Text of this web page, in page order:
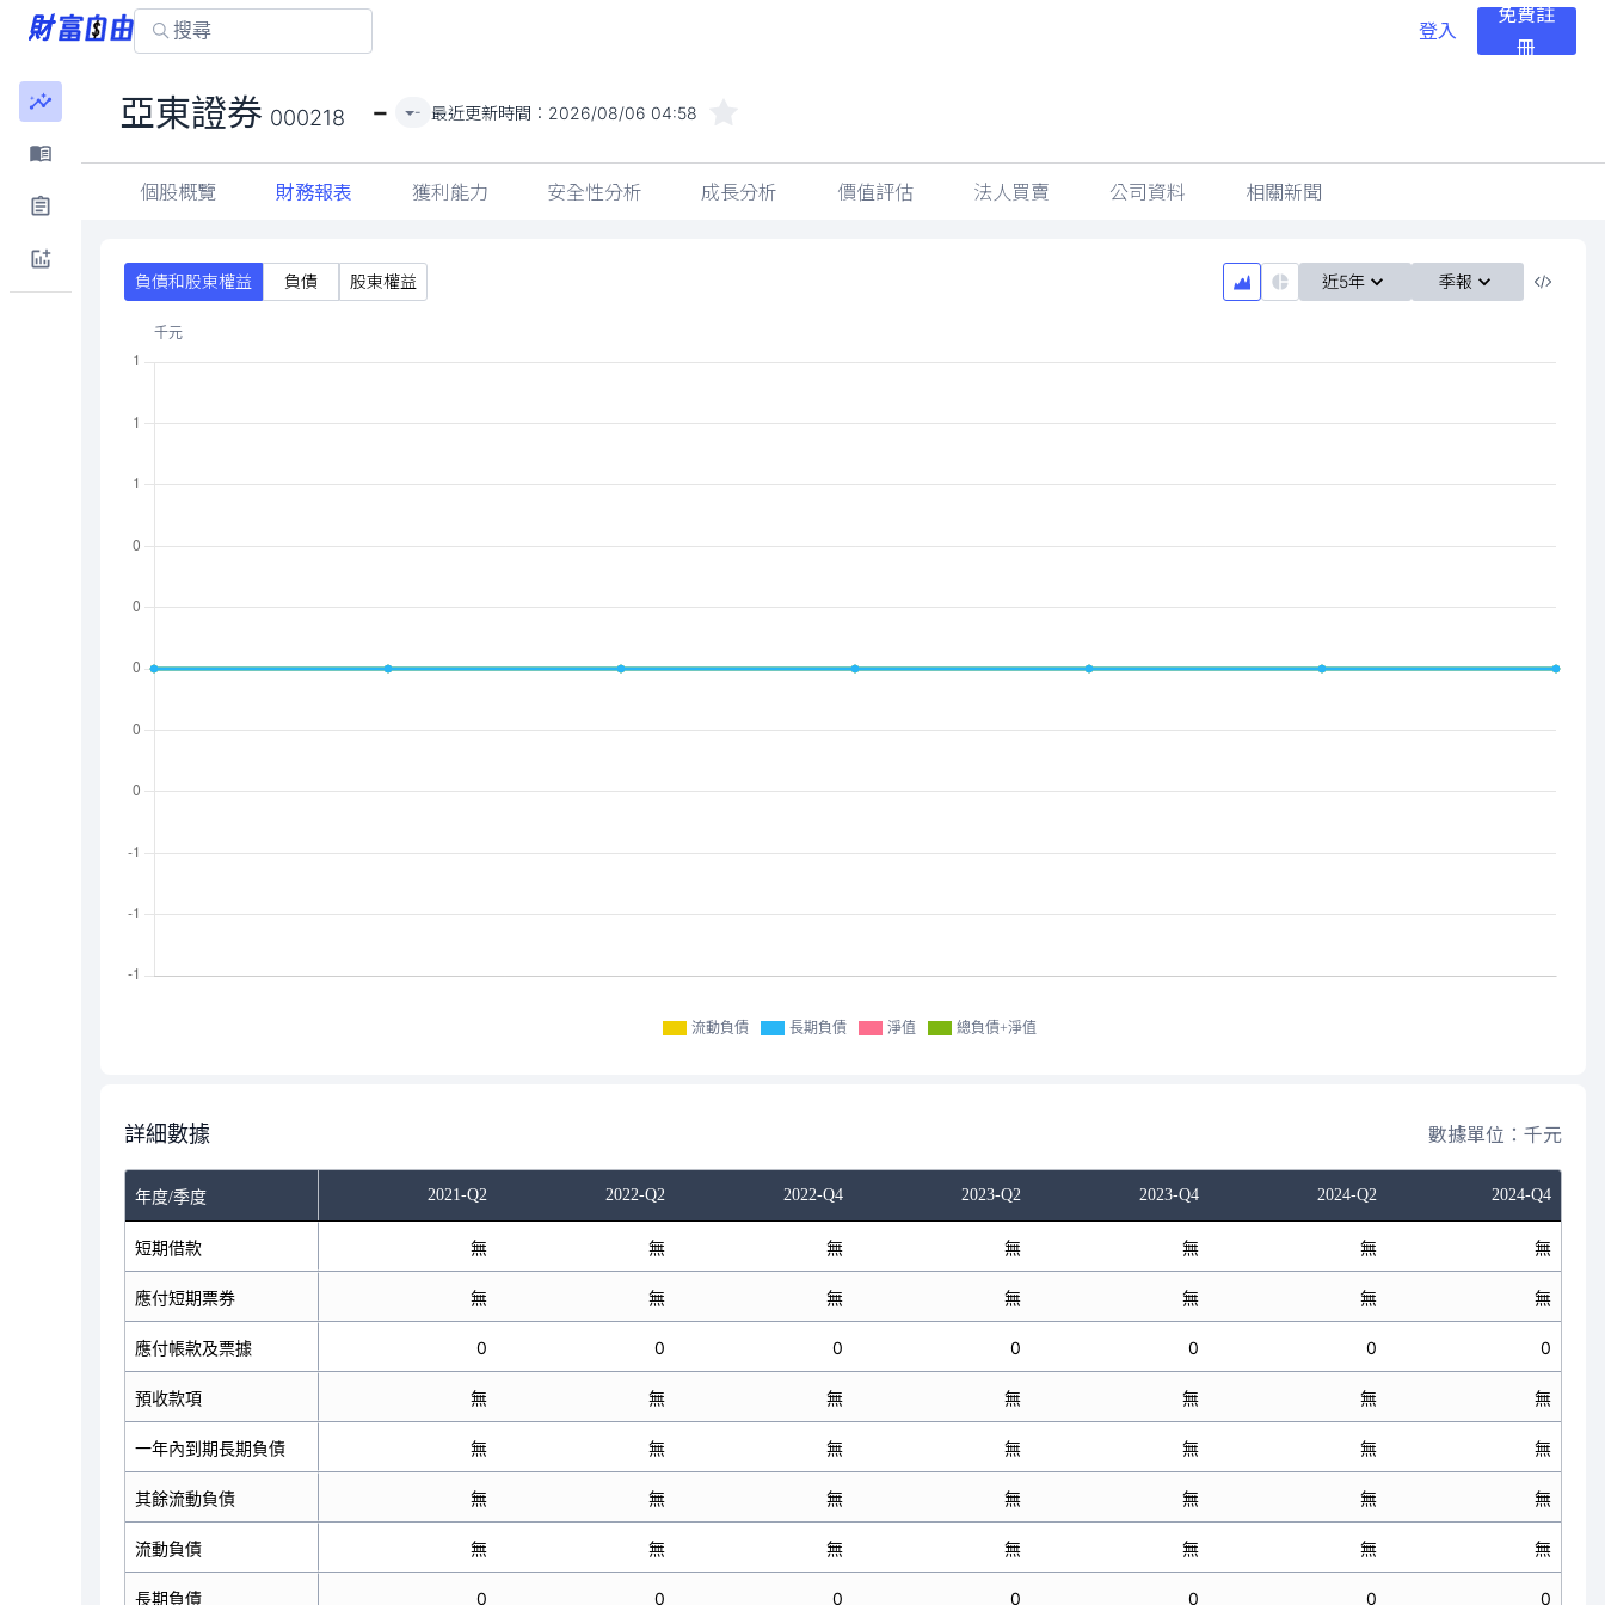
登入
免費註
冊
亞東證券 000218 - - 最近更新時間： 2026/08/06 04:58
個股概覽 財務報表 獲利能力 安全性分析 成長分析 價值評估 法人買賣 公司資料 相關新聞
負債和股東權益 負債 股東權益 近5年 季報
流動負債 長期負債 淨值 總負債+淨值
詳細數據 數據單位：千元
年度/季度 2021-Q2 2022-Q2 2022-Q4 2023-Q2 2023-Q4 2024-Q2 2024-Q4
短期借款
應付短期票券
應付帳款及票據
預收款項
一年內到期長期負債
其餘流動負債
流動負債
長期負債
無 無 無 無 無 無 無
無 無 無 無 無 無 無
0 0 0 0 0 0 0
無 無 無 無 無 無 無
無 無 無 無 無 無 無
無 無 無 無 無 無 無
無 無 無 無 無 無 無
0 0 0 0 0 0 0